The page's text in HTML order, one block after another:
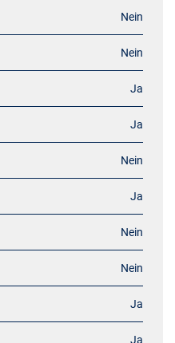
Nein
Nein
Ja
Ja
Nein
Ja
Nein
Nein
Ja
Ja